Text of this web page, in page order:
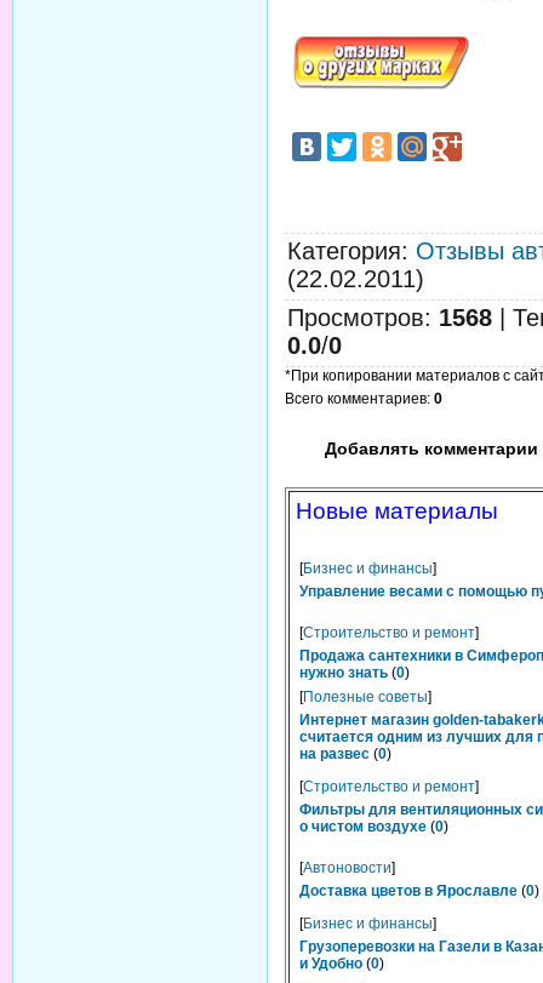
Категория: Отзывы
(22.02.2011)
Просмотров: 1568
0.0/0
*При копировании материалов с
Всего комментариев: 0
Добавлять комментарии
Новые материалы
[Бизнес и финансы]
Управление весами с помощью
[Строительство и ремонт]
Продажа сантехники в
нужно знать (0)
[Полезные советы]
Интернет магазин golden-
считается одним из лучших для
на развес (0)
[Строительство и ремонт]
Фильтры для вентиляционных
о чистом воздухе (0)
[Автоновости]
Доставка цветов в Ярославле (0)
[Бизнес и финансы]
Грузоперевозки на Газели в
и Удобно (0)